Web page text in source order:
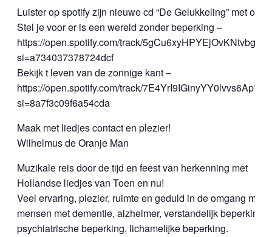
Luister op spotify zijn nieuwe cd “De Gelukkeling” met o.a.
Stel je voor er is een wereld zonder beperking –
https://open.spotify.com/track/5gCu6xyHPYEjOvKNtvbgf9?
si=a734037378724dcf
Bekijk t leven van de zonnige kant –
https://open.spotify.com/track/7E4YrI9IGinyYY0lvvs6Ap?
si=8a7f3c09f6a54cda
Maak met liedjes contact en plezier!
Wilhelmus de Oranje Man
Muzikale reis door de tijd en feest van herkenning met
Hollandse liedjes van Toen en nu!
Veel ervaring, plezier, ruimte en geduld in de omgang met
mensen met dementie, alzheimer, verstandelijk beperking,
psychiatrische beperking, lichamelijke beperking.